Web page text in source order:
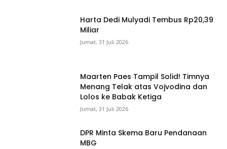
Harta Dedi Mulyadi Tembus Rp20,39
Miliar
Jumat, 31 Juli 2026
Maarten Paes Tampil Solid! Timnya
Menang Telak atas Vojvodina dan
Lolos ke Babak Ketiga
Jumat, 31 Juli 2026
DPR Minta Skema Baru Pendanaan
MBG